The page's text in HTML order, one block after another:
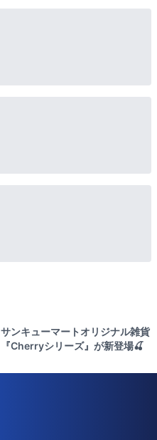
サンキューマートオリジナル雑貨
『Cherryシリーズ』が新登場🍒